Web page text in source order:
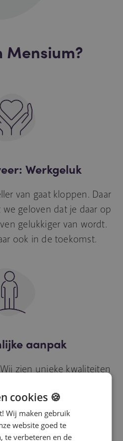
Mensium?
Werkgeluk
van gaat kloppen. Daar
geloven dat je daar op
gelukkiger van wordt.
ook in de toekomst.
aanpak
zien unieke kwaliteiten
ziet de mens.
cookies 🍪
Wij maken gebruik
website goed te
te verbeteren en de